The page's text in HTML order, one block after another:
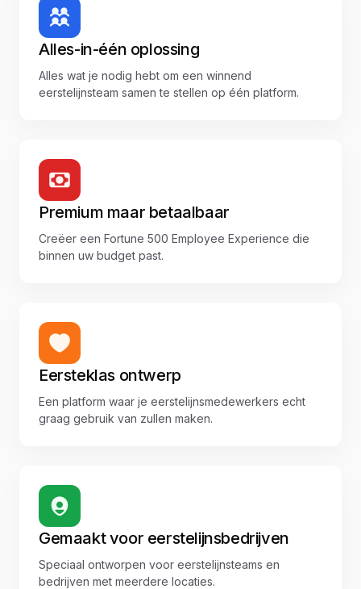
Alles-in-één oplossing
Alles wat je nodig hebt om een winnend
eerstelijnsteam samen te stellen op één platform.
Premium maar betaalbaar
Creëer een Fortune 500 Employee Experience die
binnen uw budget past.
Eersteklas ontwerp
Een platform waar je eerstelijnsmedewerkers echt
graag gebruik van zullen maken.
Gemaakt voor eerstelijnsbedrijven
Speciaal ontworpen voor eerstelijnsteams en
bedrijven met meerdere locaties.